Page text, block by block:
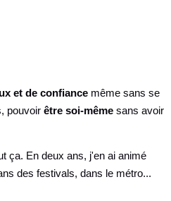
et de confiancemême sans se
pouvoir être soi-mêmesans avoir
ça. En deux ans, j'en ai animé
des festivals, dans le métro...